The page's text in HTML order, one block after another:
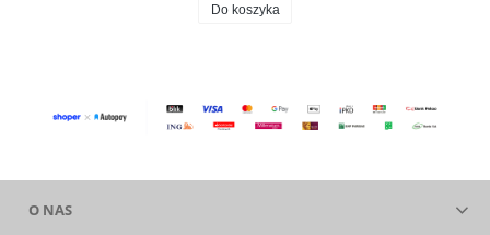
Do koszyka
O NAS